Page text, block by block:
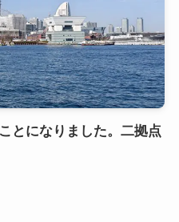
とになりました。二拠点